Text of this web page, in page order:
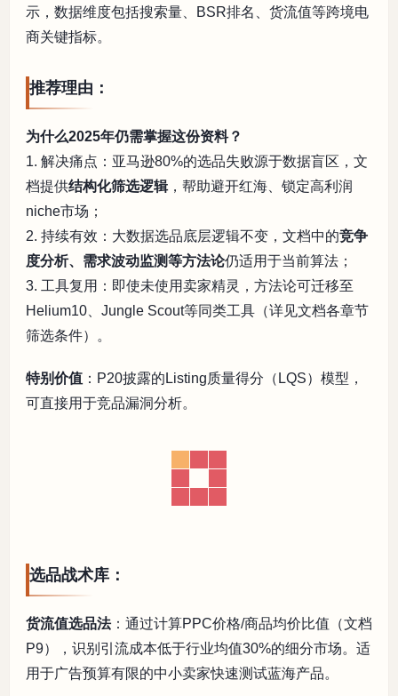
示，数据维度包括搜索量、BSR排名、货流值等跨境电
商关键指标。
推荐理由：
为什么2025年仍需掌握这份资料？
1. 解决痛点：亚马逊80%的选品失败源于数据盲区，文
档提供结构化筛选逻辑，帮助避开红海、锁定高利润
niche市场；
2. 持续有效：大数据选品底层逻辑不变，文档中的竞争
度分析、需求波动监测等方法论仍适用于当前算法；
3. 工具复用：即使未使用卖家精灵，方法论可迁移至
Helium10、Jungle Scout等同类工具（详见文档各章节
筛选条件）。
特别价值 ：P20披露的Listing质量得分（LQS）模型，
可直接用于竞品漏洞分析。
选品战术库：
货流值选品法：通过计算PPC价格/商品均价比值（文档
P9），识别引流成本低于行业均值30%的细分市场。适
用于广告预算有限的中小卖家快速测试蓝海产品。